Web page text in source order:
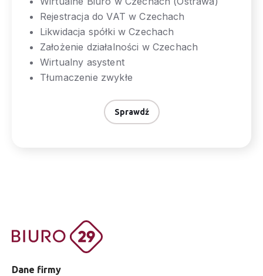
Rejestracja do VAT w Czechach
Likwidacja spółki w Czechach
Założenie działalności w Czechach
Wirtualny asystent
Tłumaczenie zwykłe
Sprawdź
Dane firmy